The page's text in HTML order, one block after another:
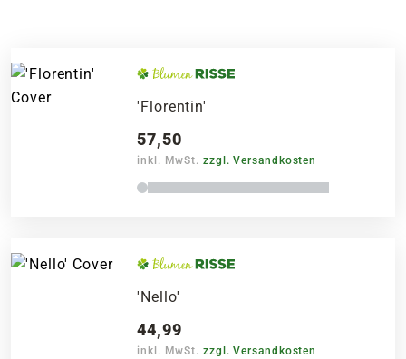
'Florentin'
57,50
inkl. MwSt. zzgl. Versandkosten
'Nello'
44,99
inkl. MwSt. zzgl. Versandkosten